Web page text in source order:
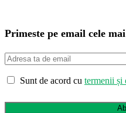
Primeste pe email cele
Sunt de acord cu termenii și